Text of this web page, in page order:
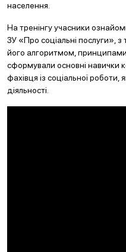
населення.
На тренінгу учасники
ЗУ «Про соціальні послуги»,
його алгоритмом,
сформували основні навички
фахівця із соціальної роботи,
діяльності.